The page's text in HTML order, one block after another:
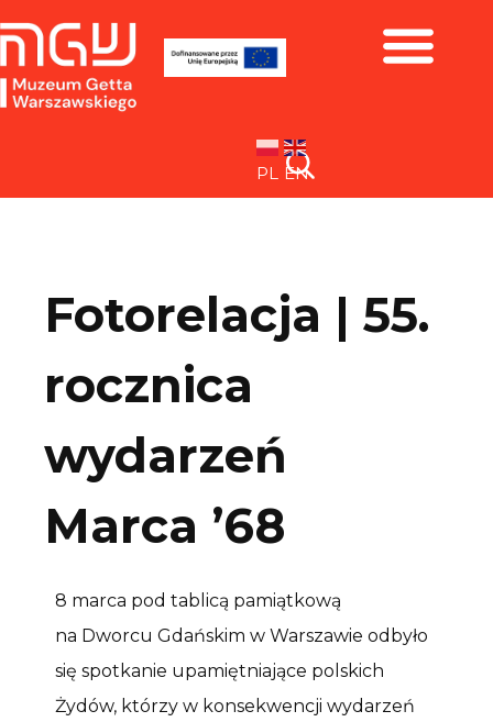
PL EN
Fotorelacja | 55.
rocznica
wydarzeń
Marca ’68
8 marca pod tablicą pamiątkową
na Dworcu Gdańskim w Warszawie odbyło
się spotkanie upamiętniające polskich
Żydów, którzy w konsekwencji wydarzeń